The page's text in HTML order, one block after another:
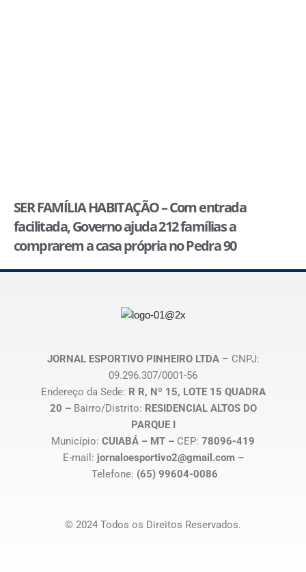
SER FAMÍLIA HABITAÇÃO – Com entrada
facilitada, Governo ajuda 212 famílias a
comprarem a casa própria no Pedra 90
JORNAL ESPORTIVO PINHEIRO LTDA– CNPJ:
09.296.307/0001-56
Endereço da Sede: R R, Nº 15, LOTE 15 QUADRA
20 – Bairro/Distrito: RESIDENCIAL ALTOS DO
PARQUE I
Município: CUIABÁ – MT – CEP: 78096-419
E-mail: jornaloesportivo2@gmail.com –
Telefone: (65) 99604-0086
© 2024 Todos os Direitos Reservados.